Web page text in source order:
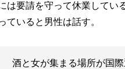
は要請を守って休業して
ていると男性は話す。
酒と女が集まる場所が国